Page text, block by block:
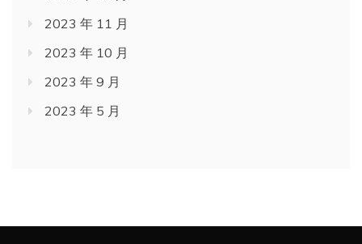
2023 年 11 月
2023 年 10 月
2023 年 9 月
2023 年 5 月